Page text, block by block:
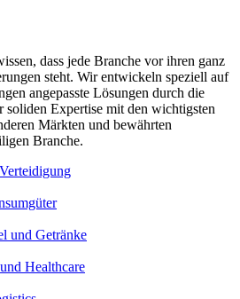
dass jede Branche vor ihren ganz
steht. Wir entwickeln speziell auf
angepasste Lösungen durch die
soliden Expertise mit den wichtigsten
Märkten und bewährten
Branche.
und Getränke
Healthcare